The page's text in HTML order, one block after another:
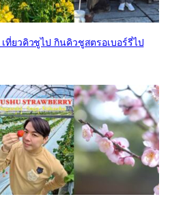
เที่ยวคิวชูไป กินคิวชูสตรอเบอร์รี่ไป